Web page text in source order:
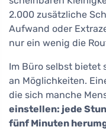
2.000 zusätzliche
Aufwand oder
nur ein wenig die
Im Büro selbst bietet
an Möglichkeiten.
die sich manche
einstellen: jede
fünf Minuten